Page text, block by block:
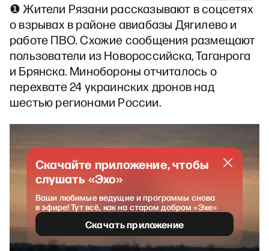
❶ Жители Рязани рассказывают в соцсетях
о взрывах в районе авиабазы Дягилево и
работе ПВО. Схожие сообщения размещают
пользователи из Новороссийска, Таганрога
и Брянска. Минобороны отчиталось о
перехвате 24 украинских дронов над
шестью регионами России.
Скачайте приложение, чтобы
слушать «Эхо»
Ваши любимые ведущие и программы снова
в эфире! Тут всё, как на старом добром «Эхе»
Скачать приложение